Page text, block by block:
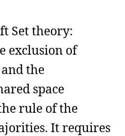
Set theory:
exclusion of
the
space
rule of the
It requires